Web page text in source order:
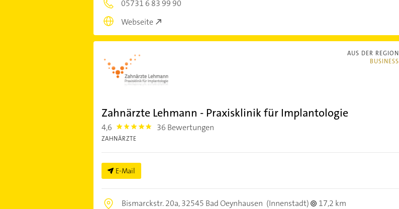
05731 6 83 99 90
Webseite
AUS DER REGION
BUSINESS
Zahnärzte Lehmann - Praxisklinik für Implantologie
4,6 4.6 36 Bewertungen
ZAHNÄRZTE
E-Mail
Bismarckstr. 20a,32545 Bad Oeynhausen (Innenstadt)
17,2 km